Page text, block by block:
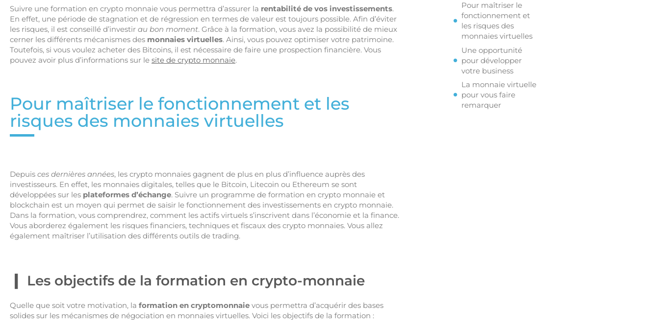
Suivre une formation en crypto monnaie vous permettra d’assurer la rentabilité de vos investissements.
En effet, une période de stagnation et de régression en termes de valeur est toujours possible. Afin d’éviter
les risques, il est conseillé d’investir au bon moment. Grâce à la formation, vous avez la possibilité de mieux
cerner les différents mécanismes des monnaies virtuelles. Ainsi, vous pouvez optimiser votre patrimoine.
Toutefois, si vous voulez acheter des Bitcoins, il est nécessaire de faire une prospection financière. Vous
pouvez avoir plus d’informations sur le site de crypto monnaie.
Pour maîtriser le fonctionnement et les
risques des monnaies virtuelles
Depuis ces dernières années, les crypto monnaies gagnent de plus en plus d’influence auprès des
investisseurs. En effet, les monnaies digitales, telles que le Bitcoin, Litecoin ou Ethereum se sont
développées sur les plateformes d’échange. Suivre un programme de formation en crypto monnaie et
blockchain est un moyen qui permet de saisir le fonctionnement des investissements en crypto monnaie.
Dans la formation, vous comprendrez, comment les actifs virtuels s’inscrivent dans l’économie et la finance.
Vous aborderez également les risques financiers, techniques et fiscaux des crypto monnaies. Vous allez
également maîtriser l’utilisation des différents outils de trading.
Les objectifs de la formation en crypto-monnaie
Quelle que soit votre motivation, la formation en cryptomonnaie vous permettra d’acquérir des bases
solides sur les mécanismes de négociation en monnaies virtuelles. Voici les objectifs de la formation :
Pour maîtriser le
fonctionnement et
les risques des
monnaies virtuelles
Une opportunité
pour développer
votre business
La monnaie virtuelle
pour vous faire
remarquer